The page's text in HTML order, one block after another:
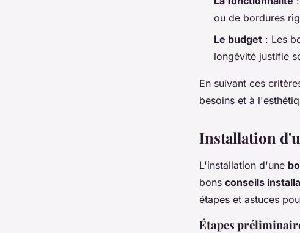
ou de bordures
Le budget : Les
longévité justifie
En suivant ces
besoins et à
Installation
L'installation d'une
bons conseils
étapes et astuces
Étapes